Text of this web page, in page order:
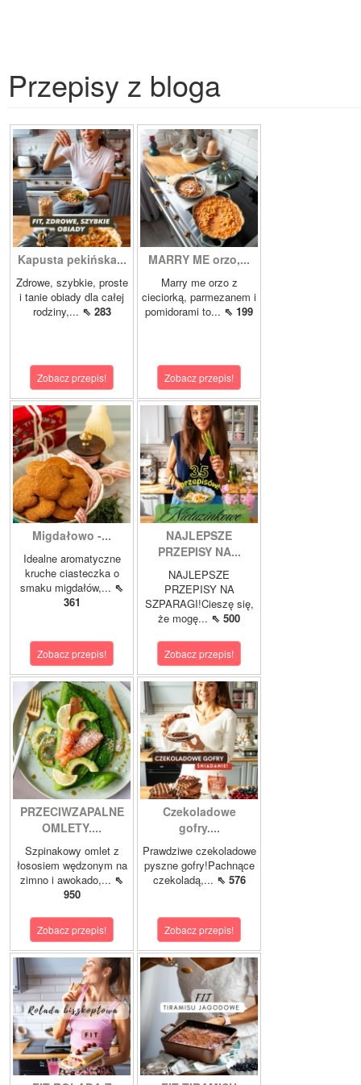
Przepisy z bloga
Kapusta pekińska...
Zdrowe, szybkie, proste
i tanie obiady dla całej
rodziny,... ⇖ 283
Zobacz przepis!
MARRY ME orzo,...
Marry me orzo z
cieciorką, parmezanem i
pomidorami to... ⇖ 199
Zobacz przepis!
Migdałowo -...
Idealne aromatyczne
kruche ciasteczka o
smaku migdałów,... ⇖
361
Zobacz przepis!
NAJLEPSZE
PRZEPISY NA...
NAJLEPSZE
PRZEPISY NA
SZPARAGI!Cieszę się,
że mogę... ⇖ 500
Zobacz przepis!
PRZECIWZAPALNE
OMLETY....
Szpinakowy omlet z
łososiem wędzonym na
zimno i awokado,... ⇖
950
Zobacz przepis!
Czekoladowe
gofry....
Prawdziwe czekoladowe
pyszne gofry!Pachnące
czekoladą,... ⇖ 576
Zobacz przepis!